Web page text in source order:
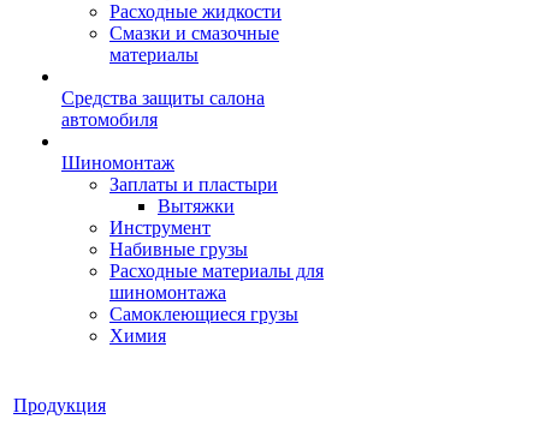
Расходные жидкости
Смазки и смазочные
материалы
Средства защиты салона
автомобиля
Шиномонтаж
Заплаты и пластыри
Вытяжки
Инструмент
Набивные грузы
Расходные материалы для
шиномонтажа
Самоклеющиеся грузы
Химия
Продукция